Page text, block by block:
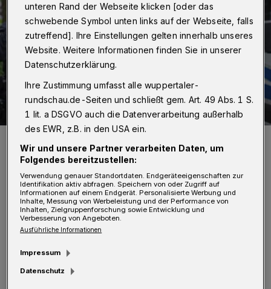
Foto: Christoph Petersen
A uf Antrag der Staatsanwaltschaft waren
zuvor Durchsuchungsbeschlüsse des
Amtsgerichts Wuppertal ergangen, die an
unteren Rand der Webseite klicken [oder das
schwebende Symbol unten links auf der Webseite, falls
zutreffend]. Ihre Einstellungen gelten innerhalb unseres
Website. Weitere Informationen finden Sie in unserer
Datenschutzerklärung.
Ihre Zustimmung umfasst alle wuppertaler-
rundschau.de-Seiten und schließt gem. Art. 49 Abs. 1 S.
1 lit. a DSGVO auch die Datenverarbeitung außerhalb
des EWR, z.B. in den USA ein.
Wir und unsere Partner verarbeiten Daten, um
Folgendes bereitzustellen:
Verwendung genauer Standortdaten. Endgeräteeigenschaften zur
Identifikation aktiv abfragen. Speichern von oder Zugriff auf
Informationen auf einem Endgerät. Personalisierte Werbung und
Inhalte, Messung von Werbeleistung und der Performance von
Inhalten, Zielgruppenforschung sowie Entwicklung und
Verbesserung von Angeboten.
Ausführliche Informationen
Impressum
Datenschutz